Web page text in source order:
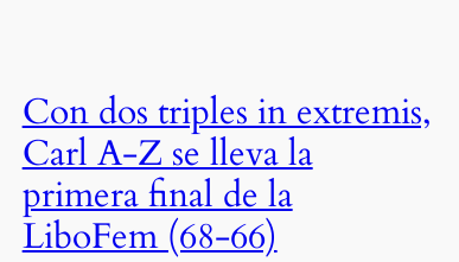
Con dos triples in extremis,
Carl A-Z se lleva la
primera final de la
LiboFem (68-66)